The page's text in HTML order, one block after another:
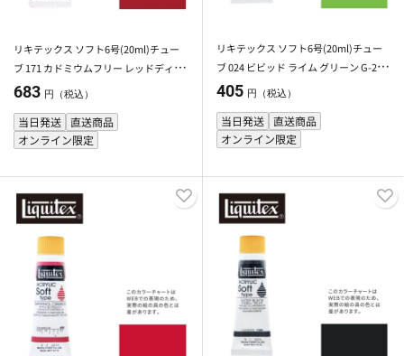
リキテックス ソフト6号(20ml)チュー
ブ 171 カドミウムフリー レッドディー
プ アクリル絵具 Liquitex
683 円（税込）
当日発送 直送商品
オンライン限定
リキテックス ソフト6号(20ml)チュー
ブ 024 ビビッド ライム グリーン G-2 ア
クリル絵具 Liquitex
405 円（税込）
当日発送
直送商品
オンライン限定